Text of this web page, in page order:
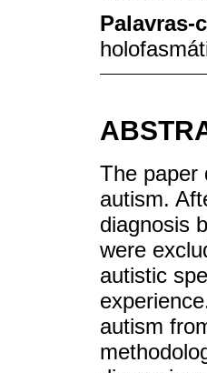
Palavras-
The paper
autism.
diagnosis
were
autistic
autism